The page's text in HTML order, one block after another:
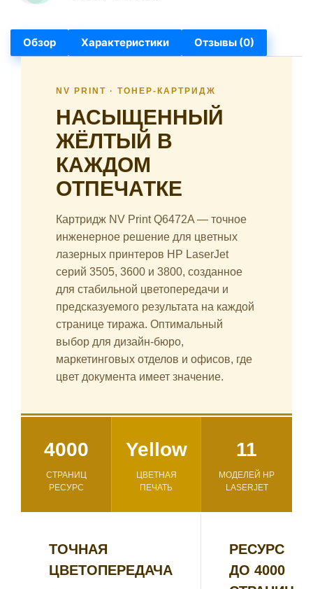
Обзор Характеристики Отзывы (0)
NV PRINT · ТОНЕР-КАРТРИДЖ
НАСЫЩЕННЫЙ
ЖЁЛТЫЙ В
КАЖДОМ
ОТПЕЧАТКЕ
Картридж NV Print Q6472A — точное
инженерное решение для цветных
лазерных принтеров HP LaserJet
серий 3505, 3600 и 3800, созданное
для стабильной цветопередачи и
предсказуемого результата на каждой
странице тиража. Оптимальный
выбор для дизайн-бюро,
маркетинговых отделов и офисов, где
цвет документа имеет значение.
4000
СТРАНИЦ
РЕСУРС
Yellow
ЦВЕТНАЯ
ПЕЧАТЬ
11
МОДЕЛЕЙ HP
LASERJET
ТОЧНАЯ
ЦВЕТОПЕРЕДАЧА
РЕСУРС
ДО 4000